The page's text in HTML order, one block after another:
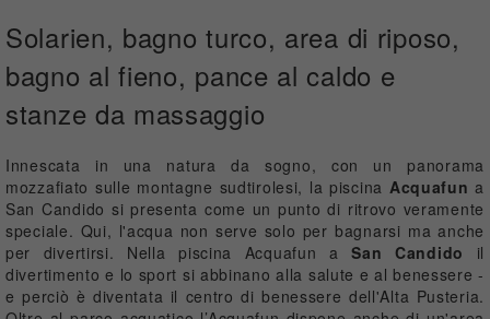
Solarien, bagno turco, area di riposo,
bagno al fieno, pance al caldo e
stanze da massaggio
Innescata in una natura da sogno, con un panorama
mozzafiato sulle montagne sudtirolesi, la piscina Acquafun a
San Candido si presenta come un punto di ritrovo veramente
speciale. Qui, l'acqua non serve solo per bagnarsi ma anche
per divertirsi. Nella piscina Acquafun aSan Candido il
divertimento e lo sport si abbinano alla salute e al benessere -
e perciò è diventata il centro di benessere dell'Alta Pusteria.